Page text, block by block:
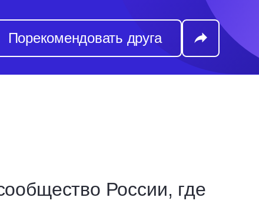
Порекомендовать друга
России, где